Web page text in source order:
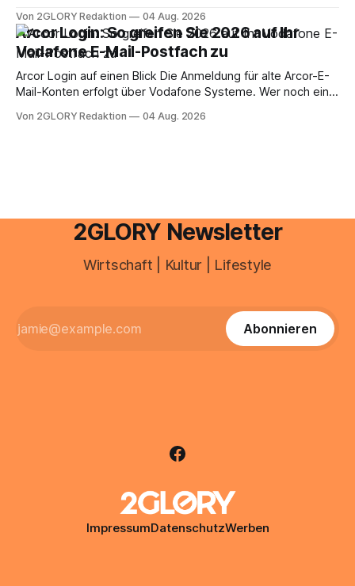
abwesenheiten und die gesamte kommunikation rund um
Ihr personal digital zu organisieren. In diesem Leitfaden
erfahren Sie alles, was Sie für einen reibungslosen Einstieg
brauchen, von der Registrierung
Von 2GLORY Redaktion 04 Aug. 2026
Arcor Login: So greifen Sie 2026 auf Ihr
Vodafone E-Mail-Postfach zu
Arcor Login auf einen Blick Die Anmeldung für alte Arcor-E-
Mail-Konten erfolgt über Vodafone Systeme. Wer noch eine
besitzt, loggt sich heute über das Vodafone E-Mail & Cloud
Von 2GLORY Redaktion 04 Aug. 2026
2GLORY Newsletter
Wirtschaft | Kultur | Lifestyle
Abonnieren
ImpressumDatenschutzWerben